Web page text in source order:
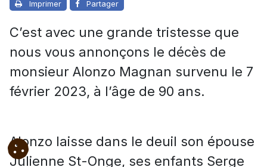
Imprimer Partager
C’est avec une grande tristesse que
nous vous annonçons le décès de
monsieur Alonzo Magnan survenu le 7
février 2023, à l’âge de 90 ans.
Alonzo laisse dans le deuil son épouse
Julienne St-Onge, ses enfants Serge